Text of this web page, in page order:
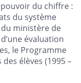
du chiffre :
du système
du ministère de
évaluation
le Programme
élèves (1995 –